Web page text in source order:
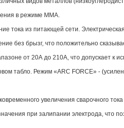
в режиме ММА.
тока из питающей сети.
без брызг, что положительно
от 20А до 210А, что допускает к
табло. Режим «ARC FORCE» -
увеличения сварочного
при залипании электрода, что